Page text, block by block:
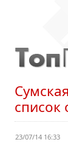
список
23/07/14 16:33